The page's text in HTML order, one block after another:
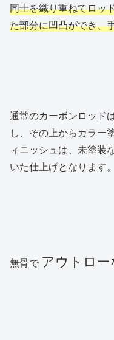
同士を織り重ねてロッ
た部分に凹凸ができ、
通常のカーボンロッド
し、その上からカラー
ィニッシュは、未塗装
いた仕上げとなります。
無骨で アウトロー